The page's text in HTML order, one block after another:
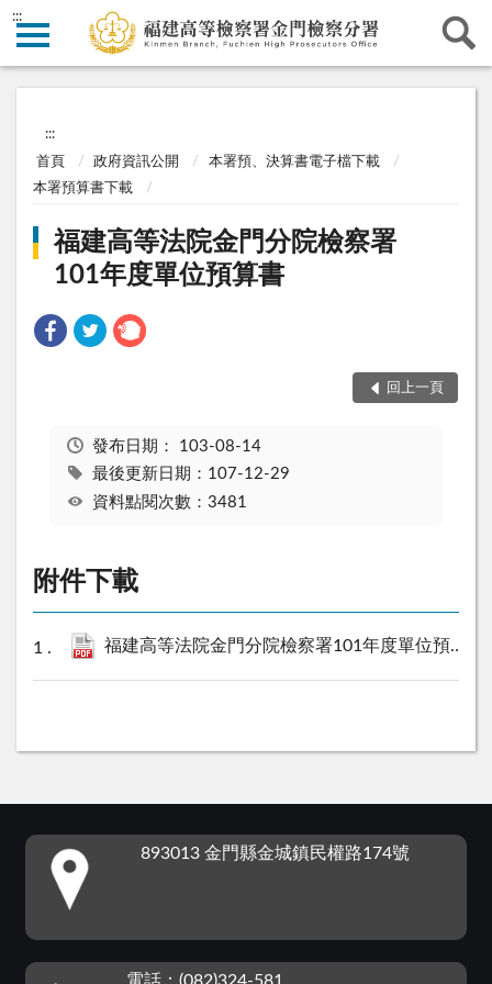
:::
:::
首頁 政府資訊公開
本署預、決算書電子檔下載
本署預算書下載
福建高等法院金門分院檢察署
101年度單位預算書
回上一頁
發布日期： 103-08-14
最後更新日期：107-12-29
資料點閱次數：3481
附件下載
福建高等法院金門分院檢察署101年度單位預算書.pdf
893013 金門縣金城鎮民權路174號